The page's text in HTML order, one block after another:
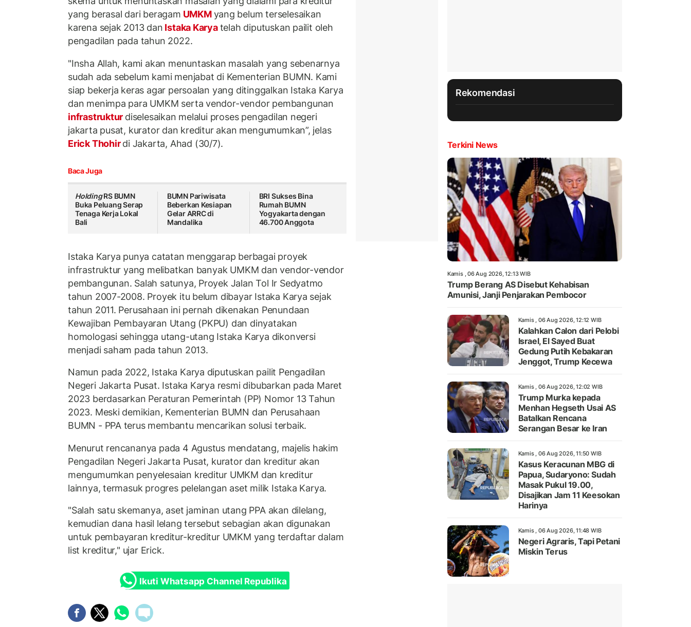
yang berasal dari beragam UMKMyang belum terselesaikan
karena sejak 2013 dan Istaka Karyatelah diputuskan pailit oleh
pengadilan pada tahun 2022.
"Insha Allah, kami akan menuntaskan masalah yang sebenarnya
sudah ada sebelum kami menjabat di Kementerian BUMN. Kami
siap bekerja keras agar persoalan yang ditinggalkan Istaka Karya
dan menimpa para UMKM serta vendor-vendor pembangunan
infrastruktur diselesaikan melalui proses pengadilan negeri
jakarta pusat, kurator dan kreditur akan mengumumkan”, jelas
Erick Thohirdi Jakarta, Ahad (30/7).
Baca Juga
HoldingRS BUMN
Buka Peluang Serap
Tenaga Kerja Lokal
Bali
BUMN Pariwisata
Beberkan Kesiapan
Gelar ARRC di
Mandalika
BRI Sukses Bina
Rumah BUMN
Yogyakarta dengan
46.700 Anggota
Istaka Karya punya catatan menggarap berbagai proyek
infrastruktur yang melibatkan banyak UMKM dan vendor-vendor
pembangunan. Salah satunya, Proyek Jalan Tol Ir Sedyatmo
tahun 2007-2008. Proyek itu belum dibayar Istaka Karya sejak
tahun 2011. Perusahaan ini pernah dikenakan Penundaan
Kewajiban Pembayaran Utang (PKPU) dan dinyatakan
homologasi sehingga utang-utang Istaka Karya dikonversi
menjadi saham pada tahun 2013.
Namun pada 2022, Istaka Karya diputuskan pailit Pengadilan
Negeri Jakarta Pusat. Istaka Karya resmi dibubarkan pada Maret
2023 berdasarkan Peraturan Pemerintah (PP) Nomor 13 Tahun
2023. Meski demikian, Kementerian BUMN dan Perusahaan
BUMN - PPA terus membantu mencarikan solusi terbaik.
Menurut rencananya pada 4 Agustus mendatang, majelis hakim
Pengadilan Negeri Jakarta Pusat, kurator dan kreditur akan
mengumumkan penyelesaian kreditur UMKM dan kreditur
lainnya, termasuk progres pelelangan aset milik Istaka Karya.
"Salah satu skemanya, aset jaminan utang PPA akan dilelang,
kemudian dana hasil lelang tersebut sebagian akan digunakan
untuk pembayaran kreditur-kreditur UMKM yang terdaftar dalam
list kreditur," ujar Erick.
Ikuti Whatsapp Channel Republika
Rekomendasi
Terkini News
Kamis , 06 Aug 2026, 12:13 WIB
Trump Berang AS Disebut Kehabisan
Amunisi, Janji Penjarakan Pembocor
Kamis , 06 Aug 2026, 12:12 WIB
Kalahkan Calon dari Pelobi
Israel, El Sayed Buat
Gedung Putih Kebakaran
Jenggot, Trump Kecewa
Kamis , 06 Aug 2026, 12:02 WIB
Trump Murka kepada
Menhan Hegseth Usai AS
Batalkan Rencana
Serangan Besar ke Iran
Kamis , 06 Aug 2026, 11:50 WIB
Kasus Keracunan MBG di
Papua, Sudaryono: Sudah
Masak Pukul 19.00,
Disajikan Jam 11 Keesokan
Harinya
Kamis , 06 Aug 2026, 11:48 WIB
Negeri Agraris, Tapi Petani
Miskin Terus